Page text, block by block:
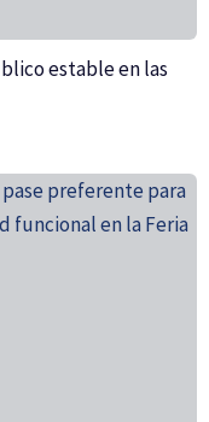
estable en las